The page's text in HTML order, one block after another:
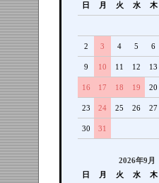
日
月 火 水 木
2 3 4 5 6
9 10 11 12 13
16 17 18 19 20
23 24 25 26 27
30 31
2026年9月
日
月 火 水 木